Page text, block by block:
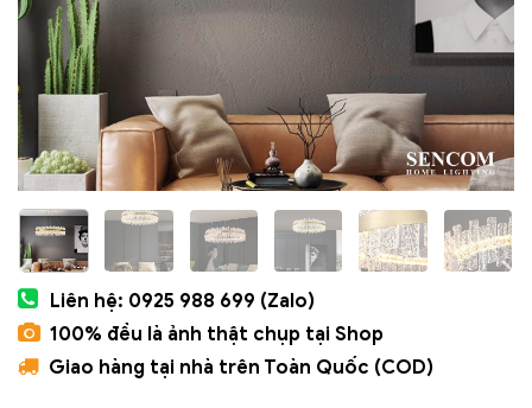
Liên hệ: 0925 988 699 (Zalo)
100% đều là ảnh thật chụp tại Shop
Giao hàng tại nhà trên Toàn Quốc (COD)